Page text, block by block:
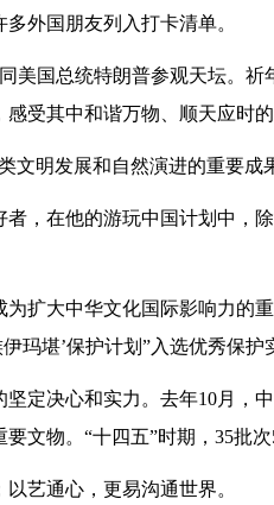
外国朋友列入打卡清单。
美国总统特朗普参观天坛。
受其中和谐万物、顺天应时
文明发展和自然演进的重要
，在他的游玩中国计划中，
扩大中华文化国际影响力的
玛堪’保护计划”入选优秀保
定决心和实力。去年10月，
文物。“十四五”时期，35批
艺通心，更易沟通世界。